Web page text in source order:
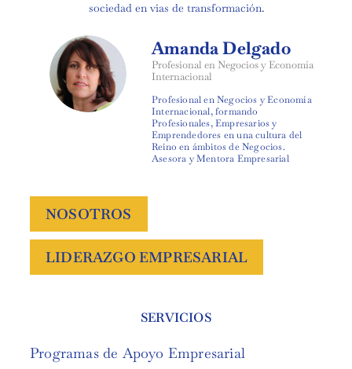
sociedad en vias de transformación.
Amanda Delgado
Profesional en Negocios y Economía
Internacional
Profesional en Negocios y Economía
Internacional, formando
Profesionales, Empresarios y
Emprendedores en una cultura del
Reino en ámbitos de Negocios.
Asesora y Mentora Empresarial
NOSOTROS
LIDERAZGO EMPRESARIAL
SERVICIOS
Programas de Apoyo Empresarial